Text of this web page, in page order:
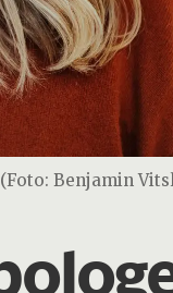
(Foto: Benjamin